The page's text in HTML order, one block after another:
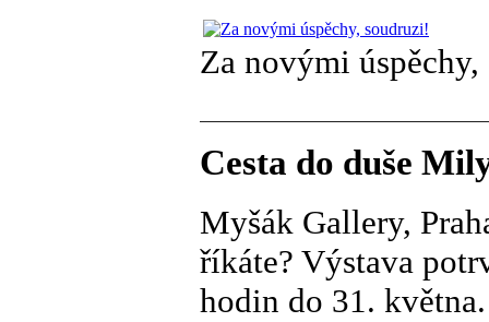
Za novými
Cesta do duše
Myšák Gallery,
říkáte? Výstava
hodin do 31.